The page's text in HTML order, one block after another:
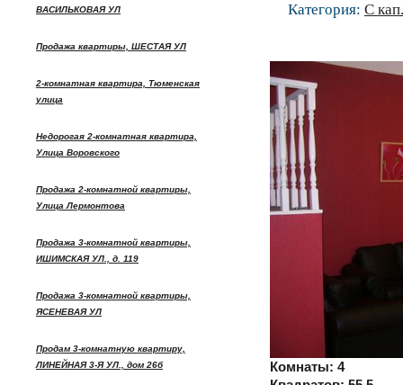
ВАСИЛЬКОВАЯ УЛ
Продажа квартиры, ШЕСТАЯ УЛ
2-комнатная квартира, Тюменская
улица
Недорогая 2-комнатная квартира,
Улица Воровского
Продажа 2-комнатной квартиры,
Улица Лермонтова
Продажа 3-комнатной квартиры,
ИШИМСКАЯ УЛ., д. 119
Продажа 3-комнатной квартиры,
ЯСЕНЕВАЯ УЛ
Продам 3-комнатную квартиру,
ЛИНЕЙНАЯ 3-Я УЛ., дом 26б
Категория: С
Комнаты: 4